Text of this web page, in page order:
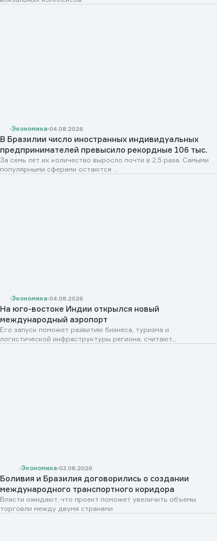
Экономика 04.08.2026
В Бразилии число иностранных индивидуальных
предпринимателей превысило рекордные 106 тыс.
За семь лет их количество выросло почти в 2,5 раза. Самыми
популярными сферами остаются ...
Экономика 04.08.2026
На юго-востоке Индии открылся новый
международный аэропорт
Его запуск поможет развитию бизнеса, туризма и
логистической инфраструктуры региона, считают...
Экономика 03.08.2026
Боливия и Бразилия договорились о создании
международного транспортного коридора
Власти ожидают, что проект поможет увеличить объемы
торговли между двумя странами